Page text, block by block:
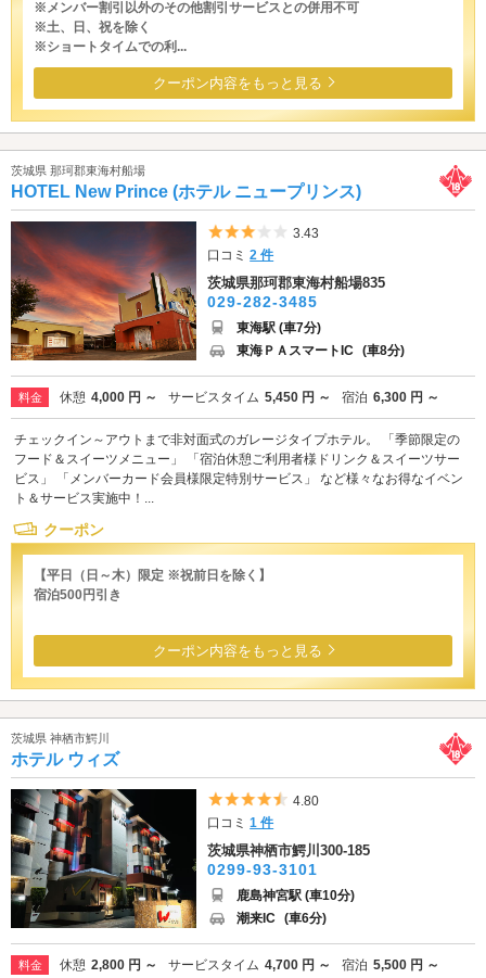
※メンバー割引以外のその他割引サービスとの併用不可
※土、日、祝を除く
※ショートタイムでの利...
クーポン内容をもっと見る
茨城県 那珂郡東海村船場
HOTEL New Prince (ホテル ニュープリンス)
5つ星のうち3
3.43
口コミ2 件
茨城県那珂郡東海村船場835
029-282-3485
東海駅 (車7分)
東海ＰＡスマートIC (車8分)
料金 休憩 4,000 円 ～ サービスタイム 5,450 円 ～ 宿泊 6,300 円 ～
チェックイン～アウトまで非対面式のガレージタイプホテル。 「季節限定の
フード＆スイーツメニュー」 「宿泊休憩ご利用者様ドリンク＆スイーツサー
ビス」 「メンバーカード会員様限定特別サービス」 など様々なお得なイベン
ト＆サービス実施中！...
クーポン
【平日（日～木）限定 ※祝前日を除く】
宿泊500円引き
クーポン内容をもっと見る
茨城県 神栖市鰐川
ホテル ウィズ
5つ星のうち4.5
4.80
口コミ1 件
茨城県神栖市鰐川300-185
0299-93-3101
鹿島神宮駅 (車10分)
潮来IC (車6分)
料金 休憩 2,800 円 ～ サービスタイム 4,700 円 ～ 宿泊 5,500 円 ～